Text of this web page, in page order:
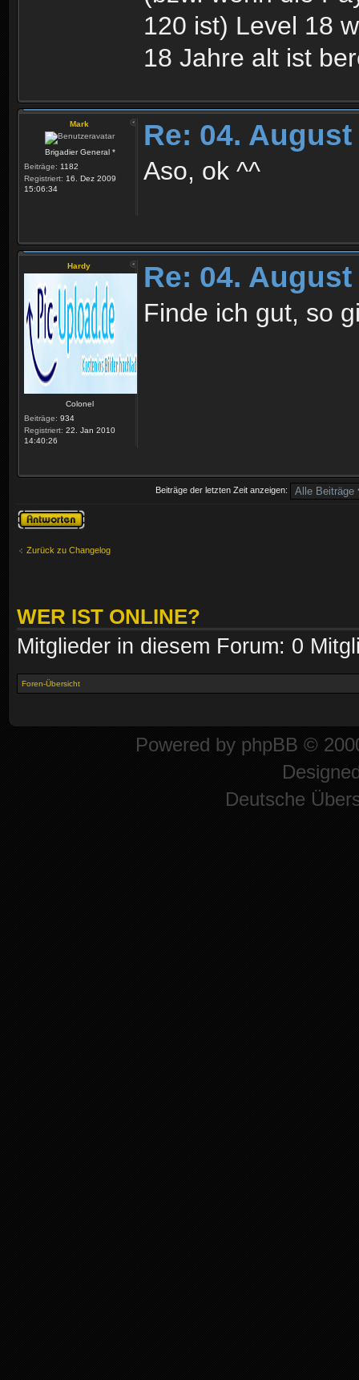
120 ist) Level 18
18 Jahre alt ist
Mark
Brigadier General *
Beiträge: 1182
Registriert: 16. Dez 2009
15:06:34
Re: 04. August
Aso, ok ^^
Hardy
Colonel
Beiträge: 934
Registriert: 22. Jan 2010
14:40:26
Re: 04. August
Finde ich gut, so
Beiträge der letzten Zeit anzeigen:
Antwort erstellen
Zurück zu Changelog
WER IST ONLINE?
Mitglieder in diesem Forum: 0
Foren-Übersicht
Powered by phpBB ©
Deutsche